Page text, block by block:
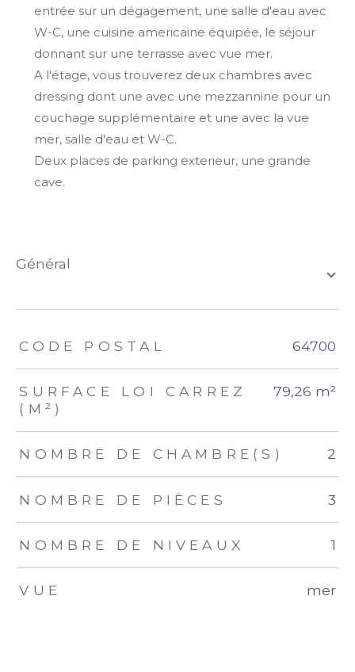
entrée sur un dégagement, une salle d'eau avec
W-C, une cuisine americaine équipée, le séjour
donnant sur une terrasse avec vue mer.
A l'étage, vous trouverez deux chambres avec
dressing dont une avec une mezzannine pour un
couchage supplémentaire et une avec la vue
mer, salle d'eau et W-C.
Deux places de parking exterieur, une grande
cave.
général
TRAD_ZEPHYR_Caracteristique TRAD_ZEPHYR_Valeurs
CODE POSTAL 64700
SURFACE LOI CARREZ
(M²)
79,26 m²
NOMBRE DE CHAMBRE(S) 2
NOMBRE DE PIÈCES 3
NOMBRE DE NIVEAUX 1
VUE mer